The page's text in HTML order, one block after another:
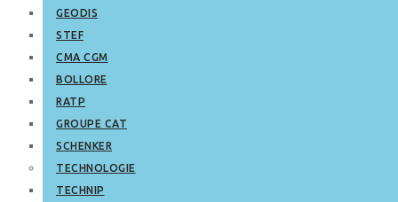
GEODIS
STEF
CMA CGM
BOLLORE
RATP
GROUPE CAT
SCHENKER
TECHNOLOGIE
TECHNIP